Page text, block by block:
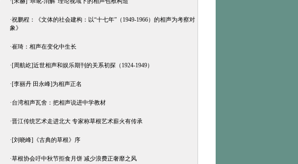
·祝鹏程：《文体的社会建构：以“十七年”（1949-1966）的相声为考察对
象》
·崔琦：相声在变化中生长
·[周航屹]近世相声和娱乐期刊的关系初探（1924-1949）
·[李丽丹 田永峰]为相声正名
·台湾相声瓦舍：把相声说进中学教材
·晋江传统艺术走进北大 专家称草根艺术薪火有传承
·[刘晓峰]《古典的草根》序
·草根协会吁中秋节拒食月饼 减少浪费正奢靡之风